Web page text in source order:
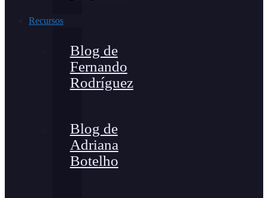
Recursos
Blog de
Fernando
Rodríguez
Blog de
Adriana
Botelho